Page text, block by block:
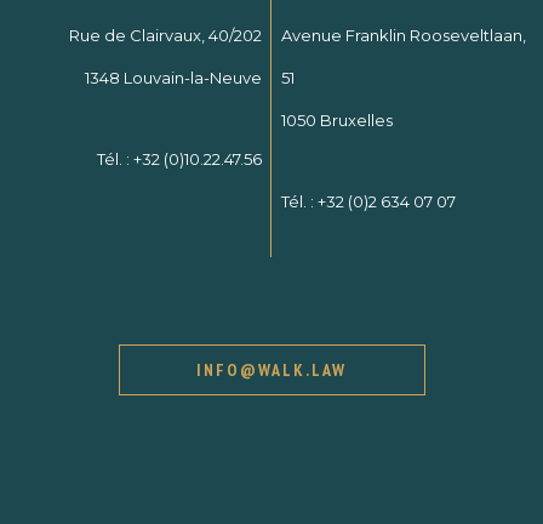
Rue de Clairvaux, 40/202
1348 Louvain-la-Neuve
Tél. : +32 (0)10.22.47.56
Avenue Franklin Rooseveltlaan,
51
1050 Bruxelles
Tél. : +32 (0)2 634 07 07
INFO@WALK.LAW